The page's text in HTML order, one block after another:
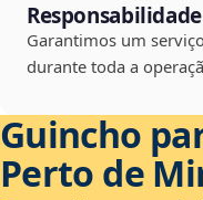
Garantimos um
durante toda a
Guincho
Perto de